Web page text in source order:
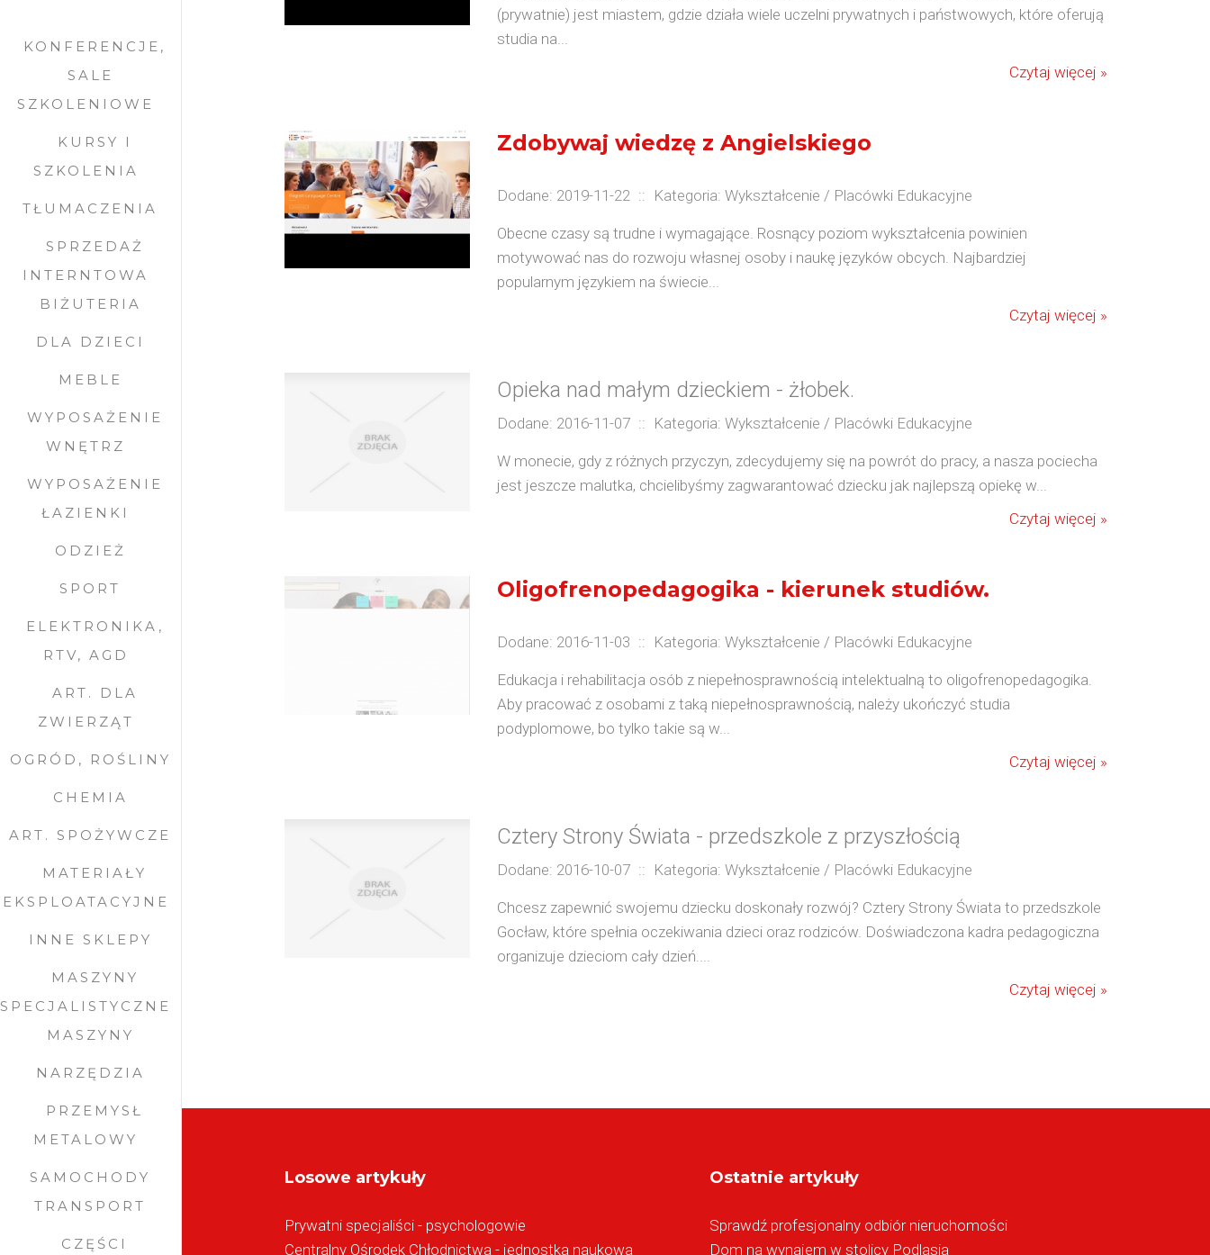
KONFERENCJE,
SALE
SZKOLENIOWE
KURSY I
SZKOLENIA
TŁUMACZENIA
SPRZEDAŻ
INTERNTOWA
BIŻUTERIA
DLA DZIECI
MEBLE
WYPOSAŻENIE
WNĘTRZ
WYPOSAŻENIE
ŁAZIENKI
ODZIEŻ
SPORT
ELEKTRONIKA,
RTV, AGD
ART. DLA
ZWIERZĄT
OGRÓD, ROŚLINY
CHEMIA
ART. SPOŻYWCZE
MATERIAŁY
EKSPLOATACYJNE
INNE SKLEPY
MASZYNY
SPECJALISTYCZNE
MASZYNY
NARZĘDZIA
PRZEMYSŁ
METALOWY
SAMOCHODY
TRANSPORT
CZĘŚCI
(prywatnie) jest miastem, gdzie działa wiele uczelni prywatnych i państwowych, które oferują
studia na...
Czytaj więcej »
Zdobywaj wiedzę z Angielskiego
Dodane: 2019-11-22 :: Kategoria: Wykształcenie / Placówki Edukacyjne
Obecne czasy są trudne i wymagające. Rosnący poziom wykształcenia powinien
motywować nas do rozwoju własnej osoby i naukę języków obcych. Najbardziej
popularnym językiem na świecie...
Czytaj więcej »
Opieka nad małym dzieckiem - żłobek.
Dodane: 2016-11-07 :: Kategoria: Wykształcenie / Placówki Edukacyjne
W monecie, gdy z różnych przyczyn, zdecydujemy się na powrót do pracy, a nasza pociecha
jest jeszcze malutka, chcielibyśmy zagwarantować dziecku jak najlepszą opiekę w...
Czytaj więcej »
Oligofrenopedagogika - kierunek studiów.
Dodane: 2016-11-03 :: Kategoria: Wykształcenie / Placówki Edukacyjne
Edukacja i rehabilitacja osób z niepełnosprawnością intelektualną to oligofrenopedagogika.
Aby pracować z osobami z taką niepełnosprawnością, należy ukończyć studia
podyplomowe, bo tylko takie są w...
Czytaj więcej »
Cztery Strony Świata - przedszkole z przyszłością
Dodane: 2016-10-07 :: Kategoria: Wykształcenie / Placówki Edukacyjne
Chcesz zapewnić swojemu dziecku doskonały rozwój? Cztery Strony Świata to przedszkole
Gocław, które spełnia oczekiwania dzieci oraz rodziców. Doświadczona kadra pedagogiczna
organizuje dzieciom cały dzień....
Czytaj więcej »
Losowe artykuły
Prywatni specjaliści - psychologowie
Centralny Ośrodek Chłodnictwa - jednostka naukowa
Ostatnie artykuły
Sprawdź profesjonalny odbiór nieruchomości
Dom na wynajem w stolicy Podlasia